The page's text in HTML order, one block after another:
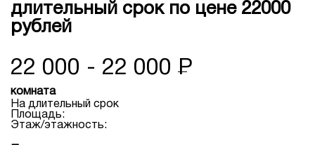
длительный срок по цене 22000
рублей
22 000 - 22 000 Р
комната
На длительный срок
Площадь:
Этаж/этажность: